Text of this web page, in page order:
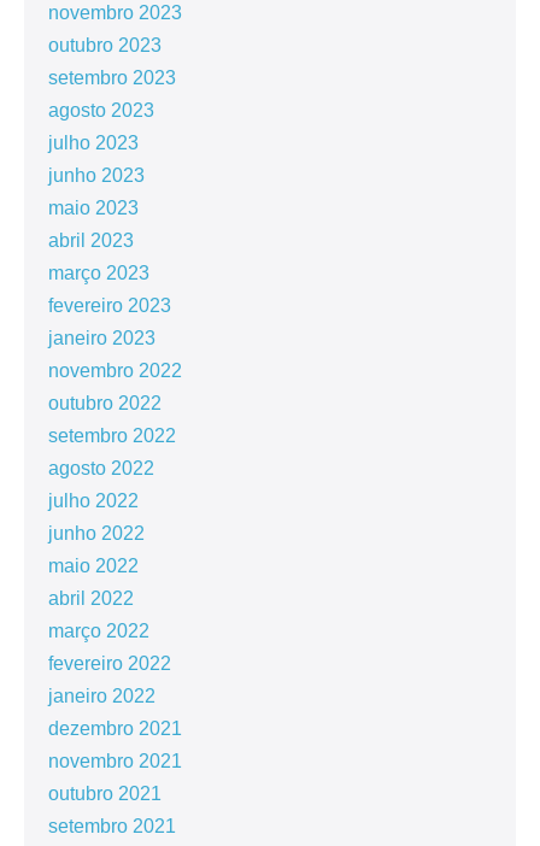
novembro 2023
outubro 2023
setembro 2023
agosto 2023
julho 2023
junho 2023
maio 2023
abril 2023
março 2023
fevereiro 2023
janeiro 2023
novembro 2022
outubro 2022
setembro 2022
agosto 2022
julho 2022
junho 2022
maio 2022
abril 2022
março 2022
fevereiro 2022
janeiro 2022
dezembro 2021
novembro 2021
outubro 2021
setembro 2021